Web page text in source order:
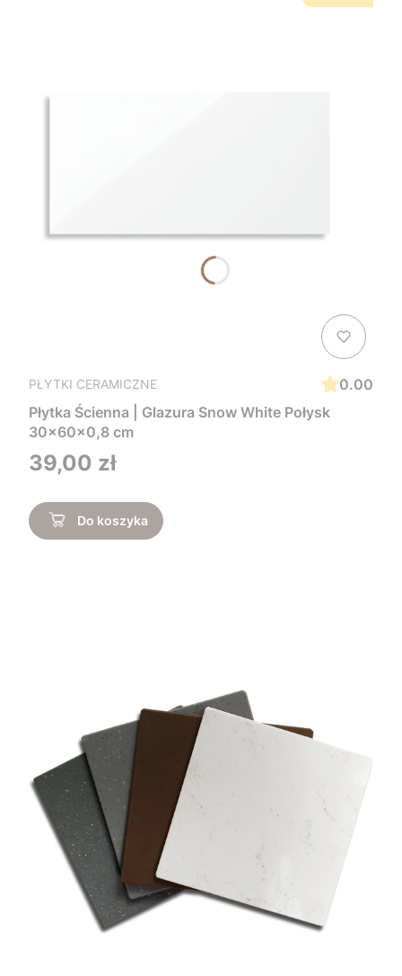
PŁYTKI CERAMICZNE
0.00
Płytka Ścienna | Glazura Snow White Połysk
30x60x0,8 cm
Cena
39,00 zł
Do koszyka